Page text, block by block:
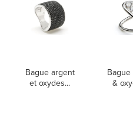
Bague argent
et oxydes...
&